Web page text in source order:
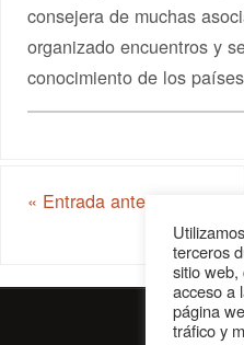
consejera de muchas
organizado encuentros y
conocimiento de los
« Entrada anterior
terceros
sitio web,
acceso a
página
tráfico y